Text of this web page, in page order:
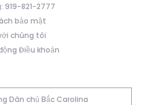
919-821-2777
bảo mật
chúng tôi
Điều khoản
Dân chủ Bắc Carolina